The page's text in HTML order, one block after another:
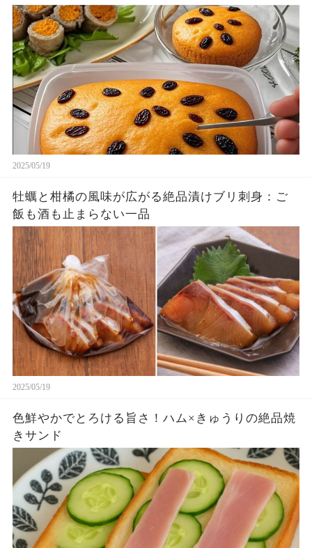
2025/05/19
牡蠣と柑橘の風味が広がる絶品漬けブリ刺身：ご
飯も酒も止まらない一品
2025/05/19
色鮮やかでとろける旨さ！ハム×きゅうりの絶品焼
きサンド